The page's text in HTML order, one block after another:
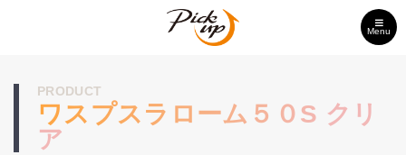
Menu
PRODUCT
ワスプスラローム５０S クリ
ア